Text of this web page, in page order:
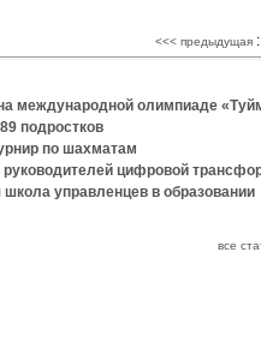
<<< предыдущая
международной олимпиаде
подростков
по шахматам
цифровой
управленцев в образовании
все